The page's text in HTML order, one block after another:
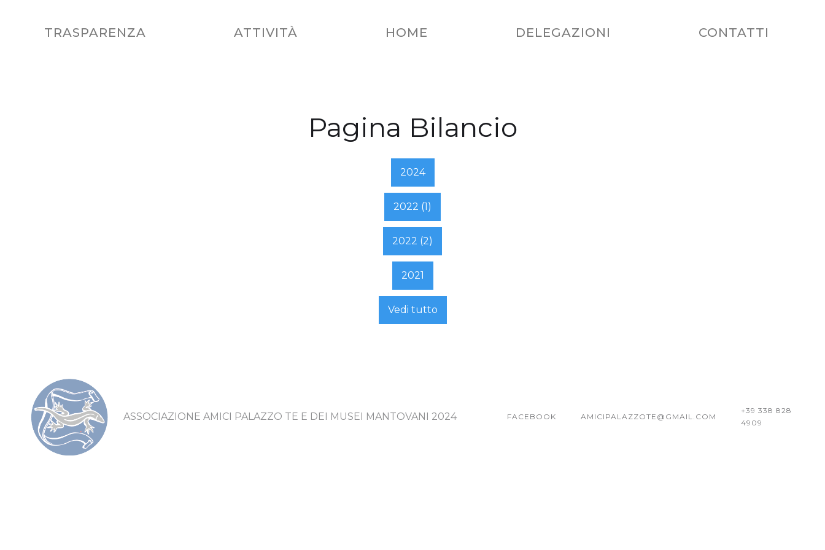
TRASPARENZA ATTIVITÀ HOME DELEGAZIONI CONTATTI
Pagina Bilancio
2024
2022 (1)
2022 (2)
2021
Vedi tutto
ASSOCIAZIONE AMICI PALAZZO TE E DEI MUSEI MANTOVANI 2024 FACEBOOK AMICIPALAZZOTE@GMAIL.COM
+39 338 828
4909